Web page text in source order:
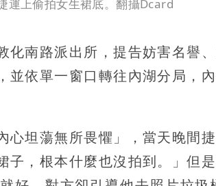
運上偷拍女生裙底。翻攝Dcard
化南路派出所，提告妨害名譽、
並依單一窗口轉往內湖分局，
心坦蕩無所畏懼」，當天晚間
子，根本什麼也沒拍到。」但